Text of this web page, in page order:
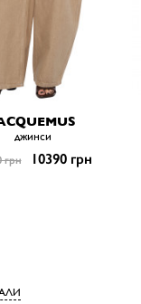
джинси
грн 10390 грн